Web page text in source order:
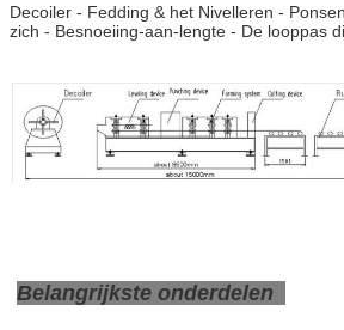
Decoiler - Fedding & het Nivelleren -
zich - Besnoeiing-aan-lengte - De looppas
Belangrijkste onderdelen